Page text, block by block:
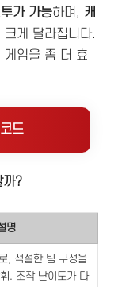
가 가능하며, 캐
크게 달라집니다.
게임을 좀 더 효
드
까?
명
, 적절한 팀 구성을
. 조작 난이도가 다